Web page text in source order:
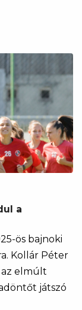
a
ös bajnoki
Kollár Péter
az elmúlt
játszó